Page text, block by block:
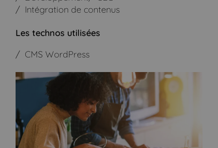
Intégration de contenus
Les technos utilisées
CMS WordPress